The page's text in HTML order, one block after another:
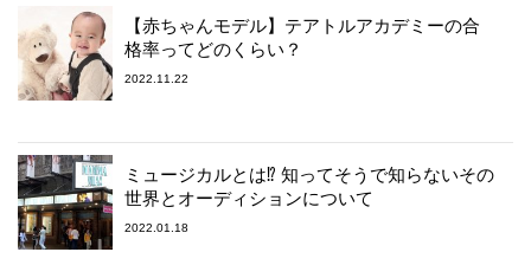
【赤ちゃんモデル】テアトルアカデミーの合
格率ってどのくらい？
2022.11.22
ミュージカルとは⁉︎ 知ってそうで知らないその
世界とオーディションについて
2022.01.18